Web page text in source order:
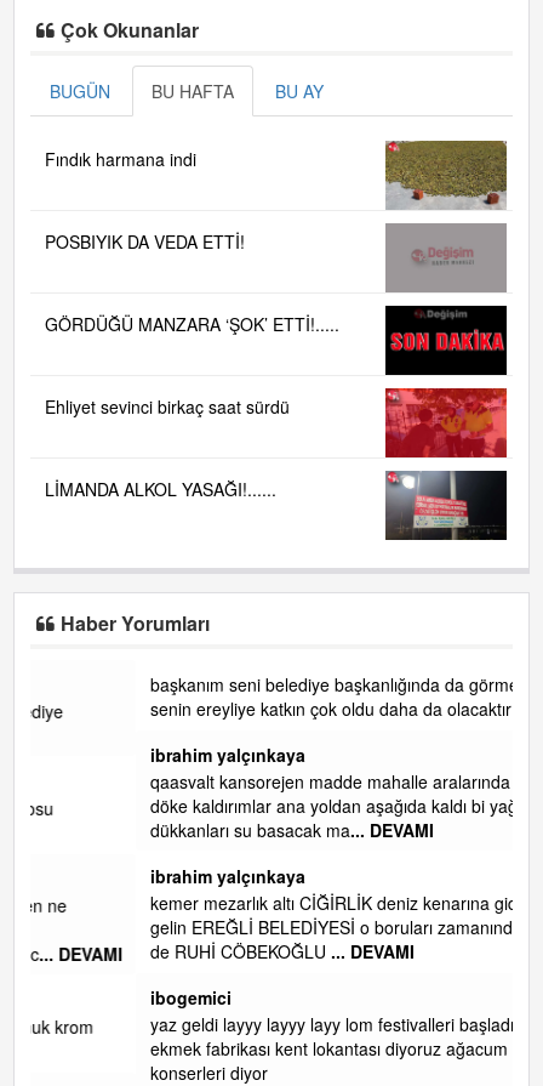
Çok Okunanlar
BUGÜN BU HAFTA BU AY
Fındık harmana indi
POSBIYIK DA VEDA ETTİ!
GÖRDÜĞÜ MANZARA ‘ŞOK’ ETTİ!.....
Ehliyet sevinci birkaç saat sürdü
LİMANDA ALKOL YASAĞI!......
Haber Yorumları
başkanım seni belediye başkanlığında da görmek isteriz
senin ereyliye katkın çok oldu daha da olacaktır
ibrahim yalçınkaya
qaasvalt kansorejen madde mahalle aralarında asvalt döke
döke kaldırımlar ana yoldan aşağıda kaldı bi yağmurda
dükkanları su basacak ma... DEVAMI
ibrahim yalçınkaya
kemer mezarlık altı CİĞİRLİK deniz kenarına giden yola
gelin EREĞLİ BELEDİYESİ o boruları zamanında tüm ereğli
de RUHİ CÖBEKOĞLU... DEVAMI
yaz geldi layyy layyy layy lom festivalleri başladı biz halk
ekmek fabrikası kent lokantası diyoruz ağacum yaz
konserleri diyor